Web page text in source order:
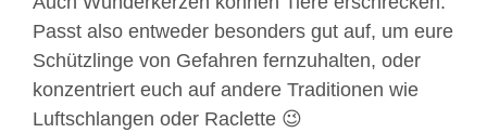
Passt also entweder besonders gut auf, um eure
Schützlinge von Gefahren fernzuhalten, oder
konzentriert euch auf andere Traditionen wie
Luftschlangen oder Raclette 😉